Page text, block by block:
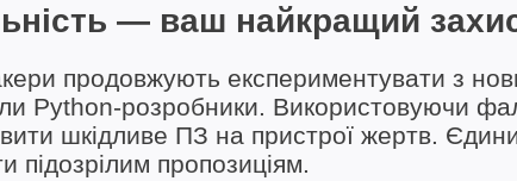
— ваш найкращий
продовжують експериментувати з
Python-розробники. Використовуючи
шкідливе ПЗ на пристрої жертв.
підозрілим пропозиціям.